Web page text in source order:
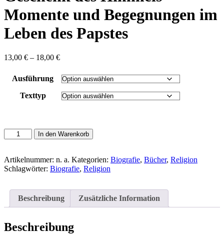
Momente und Begegnungen im
Leben des Papstes
13,00 € – 18,00 €Preisspanne:
bis
18,00 €
Ausführung
Texttyp
Hülsebusch,
Bernhard:
Geschenk
des
Momente
und
im
Leben
In den Warenkorb
Artikelnummer: n. a. Kategorien: Biografie, Bücher, Religion
Schlagwörter: Biografie, Religion
Beschreibung Zusätzliche Information
Beschreibung